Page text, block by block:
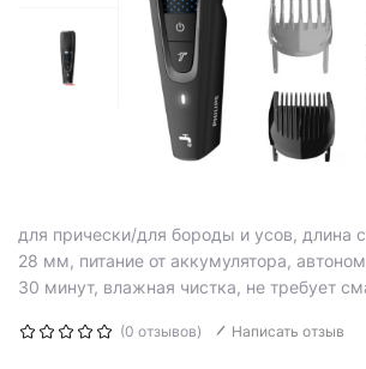
для прически/для бороды и усов, длина
28 мм, питание от аккумулятора,
30 минут, влажная чистка, не требует
(0 отзывов) Написать отзыв